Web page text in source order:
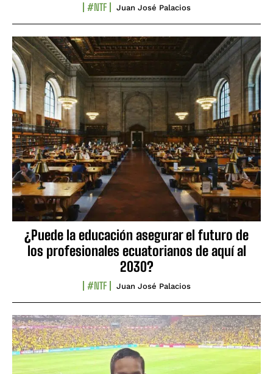
#NTF Juan José Palacios
¿Puede la educación asegurar el futuro de
los profesionales ecuatorianos de aquí al
2030?
#NTF Juan José Palacios